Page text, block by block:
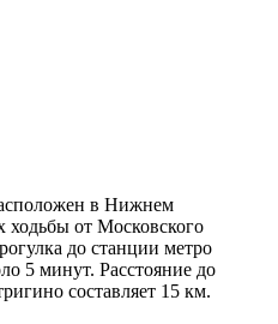
в Нижнем
ходьбы от Московского
до станции метро
5 минут. Расстояние до
составляет 15 км.